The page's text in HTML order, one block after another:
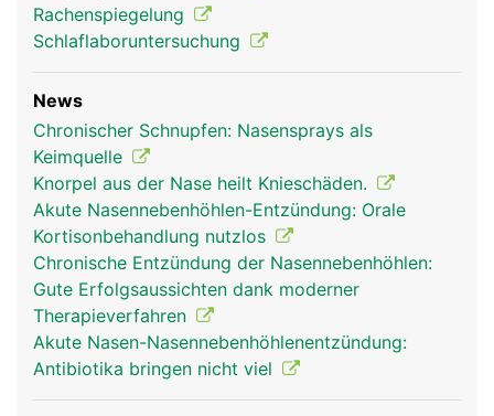
Nase Mann
Rachenspiegelung
Schlaflaboruntersuchung
News
Chronischer Schnupfen: Nasensprays als
Keimquelle
Knorpel aus der Nase heilt Knieschäden.
Akute Nasennebenhöhlen-Entzündung: Orale
Kortisonbehandlung nutzlos
Chronische Entzündung der Nasennebenhöhlen:
Gute Erfolgsaussichten dank moderner
Therapieverfahren
Akute Nasen-Nasennebenhöhlenentzündung:
Antibiotika bringen nicht viel